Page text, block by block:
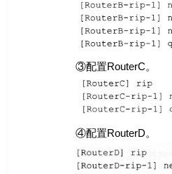
③配置RouterC。
④配置RouterD。